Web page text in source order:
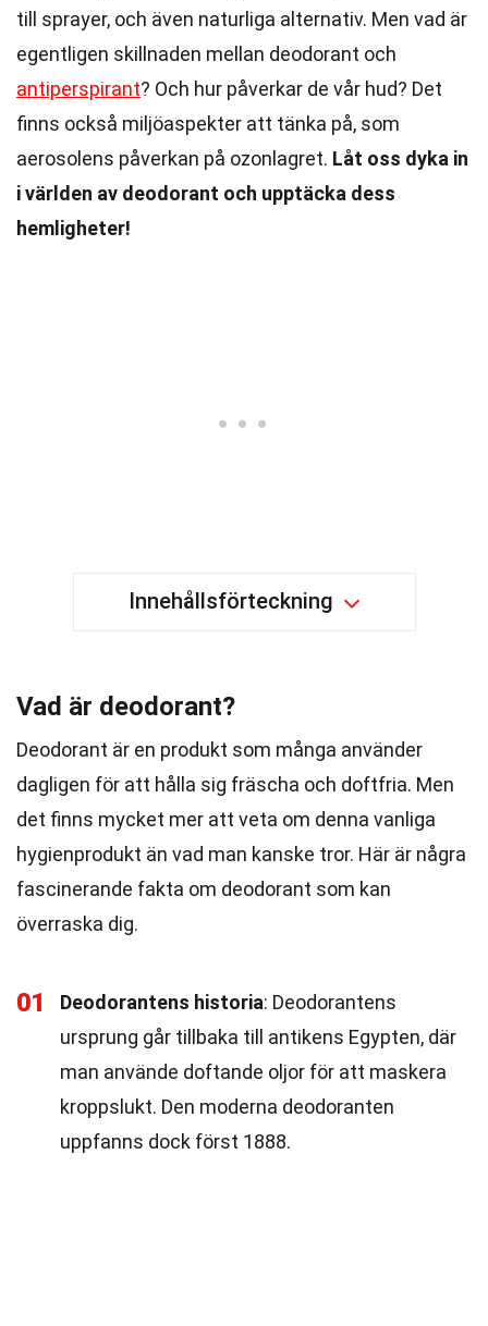
till sprayer, och även naturliga alternativ. Men vad är
egentligen skillnaden mellan deodorant och
antiperspirant? Och hur påverkar de vår hud? Det
finns också miljöaspekter att tänka på, som
aerosolens påverkan på ozonlagret. Låt oss dyka in
i världen av deodorant och upptäcka dess
hemligheter!
Innehållsförteckning
Vad är deodorant?
Deodorant är en produkt som många använder
dagligen för att hålla sig fräscha och doftfria. Men
det finns mycket mer att veta om denna vanliga
hygienprodukt än vad man kanske tror. Här är några
fascinerande fakta om deodorant som kan
överraska dig.
01 Deodorantens historia: Deodorantens
ursprung går tillbaka till antikens Egypten, där
man använde doftande oljor för att maskera
kroppslukt. Den moderna deodoranten
uppfanns dock först 1888.